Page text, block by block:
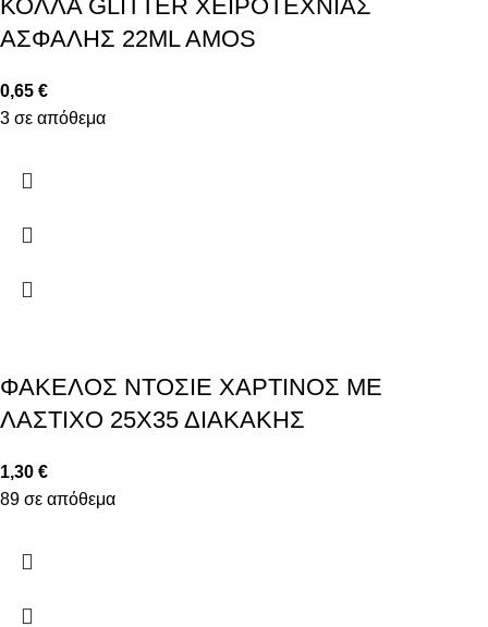
ΚΟΛΛΑ GLITTER ΧΕΙΡΟΤΕΧΝΙΑΣ
ΑΣΦΑΛΗΣ 22ML AMOS
0,65 €
3 σε απόθεμα
ΦΑΚΕΛΟΣ ΝΤΟΣΙΕ ΧΑΡΤΙΝΟΣ ΜΕ
ΛΑΣΤΙΧΟ 25Χ35 ΔΙΑΚΑΚΗΣ
1,30 €
89 σε απόθεμα